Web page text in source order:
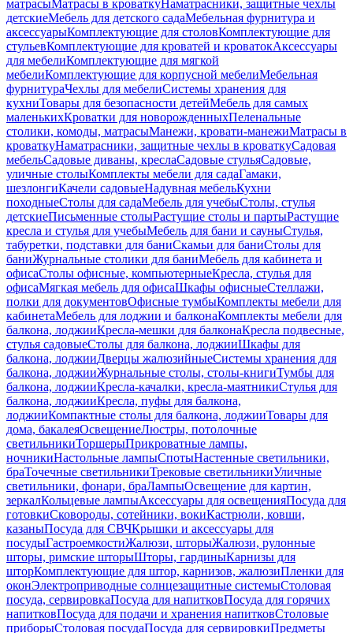
матрасыМатрасы в кроваткуНаматрасники, защитные чехлы
детскиеМебель для детского садаМебельная фурнитура и
аксессуарыКомплектующие для столовКомплектующие для
стульевКомплектующие для кроватей и кроватокАксессуары
для мебелиКомплектующие для мягкой
мебелиКомплектующие для корпусной мебелиМебельная
фурнитураЧехлы для мебелиСистемы хранения для
кухниТовары для безопасности детейМебель для самых
маленькихКроватки для новорожденныхПеленальные
столики, комоды, матрасыМанежи, кровати-манежиМатрасы в
кроваткуНаматрасники, защитные чехлы в кроваткуСадовая
мебельСадовые диваны, креслаСадовые стульяСадовые,
уличные столыКомплекты мебели для садаГамаки,
шезлонгиКачели садовыеНадувная мебельКухни
походныеСтолы для садаМебель для учебыСтолы, стулья
детскиеПисьменные столыРастущие столы и партыРастущие
кресла и стулья для учебыМебель для бани и сауныСтулья,
табуретки, подставки для баниСкамьи для баниСтолы для
баниЖурнальные столики для баниМебель для кабинета и
офисаСтолы офисные, компьютерныеКресла, стулья для
офисаМягкая мебель для офисаШкафы офисныеСтеллажи,
полки для документовОфисные тумбыКомплекты мебели для
кабинетаМебель для лоджии и балконаКомплекты мебели для
балкона, лоджииКресла-мешки для балконаКресла подвесные,
стулья садовыеСтолы для балкона, лоджииШкафы для
балкона, лоджииДверцы жалюзийныеСистемы хранения для
балкона, лоджииЖурнальные столы, столы-книгиТумбы для
балкона, лоджииКресла-качалки, кресла-маятникиСтулья для
балкона, лоджииКресла, пуфы для балкона,
лоджииКомпактные столы для балкона, лоджииТовары для
дома, бакалеяОсвещениеЛюстры, потолочные
светильникиТоршерыПрикроватные лампы,
ночникиНастольные лампыСпотыНастенные светильники,
браТочечные светильникиТрековые светильникиУличные
светильники, фонари, браЛампыОсвещение для картин,
зеркалКольцевые лампыАксессуары для освещенияПосуда для
готовкиСковороды, сотейники, вокиКастрюли, ковши,
казаныПосуда для СВЧКрышки и аксессуары для
посудыГастроемкостиЖалюзи, шторыЖалюзи, рулонные
шторы, римские шторыШторы, гардиныКарнизы для
шторКомплектующие для штор, карнизов, жалюзиПленки для
оконЭлектроприводные солнцезащитные системыСтоловая
посуда, сервировкаПосуда для напитковПосуда для горячих
напитковПосуда для подачи и хранения напитковСтоловые
приборыСтоловая посудаПосуда для сервировкиПредметы